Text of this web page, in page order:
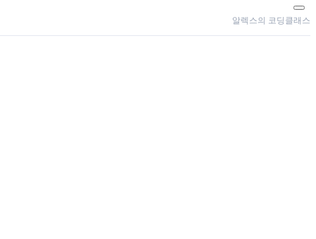
알렉스의 코딩클래스